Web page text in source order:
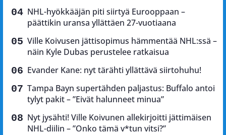
NHL-hyökkääjän piti siirtyä Eurooppaan –
päättikin uransa yllättäen 27-vuotiaana
Ville Koivusen jättisopimus hämmentää NHL:ssä –
näin Kyle Dubas perustelee ratkaisua
Evander Kane: nyt tärähti yllättävä siirtohuhu!
Tampa Bayn supertähden paljastus: Buffalo antoi
tylyt pakit – ”Eivät halunneet minua”
Nyt jysähti! Ville Koivunen allekirjoitti jättimäisen
NHL-diilin – ”Onko tämä v*tun vitsi?”